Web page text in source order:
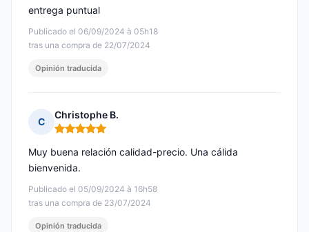
Publicado el 06/09/2024 à 05h18
tras una compra de 22/07/2024
entrega puntual
Opinión traducida
C
Christophe B.
Nota: 5 de 5
Publicado el 05/09/2024 à 16h58
tras una compra de 23/07/2024
Muy buena relación calidad-precio. Una cálida
bienvenida.
Opinión traducida